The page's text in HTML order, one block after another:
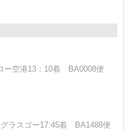
ー空港13：10着 BA0008便
ラスゴー17:45着 BA1488便